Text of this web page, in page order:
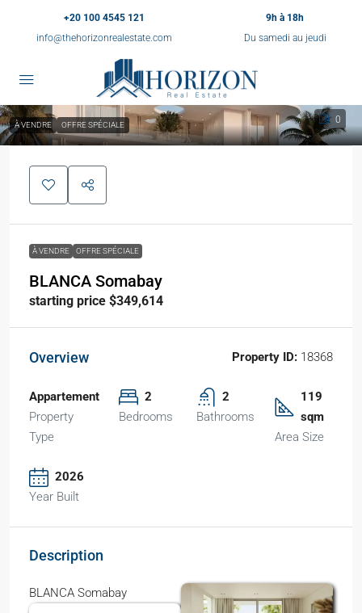
+20 100 4545 121
info@thehorizonrealestate.com
9h à 18h
Du samedi au jeudi
0
À VENDRE OFFRE SPÉCIALE
À VENDRE OFFRE SPÉCIALE
BLANCA Somabay
starting price $349,614
Overview Property ID: 18368
Appartement
Property
Type
2
Bedrooms
2
Bathrooms
119
sqm
Area Size
2026
Year Built
Description
BLANCA Somabay